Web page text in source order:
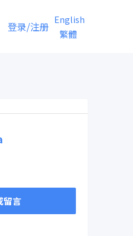
登录/注册
English
繁體
留言